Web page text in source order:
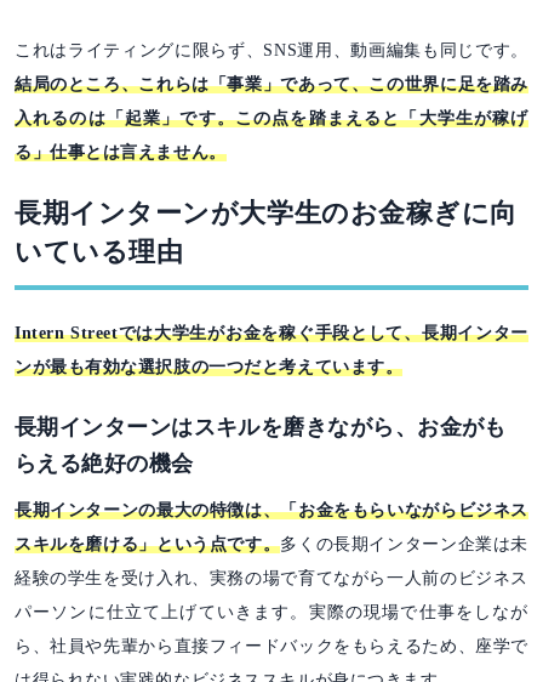
これはライティングに限らず、SNS運用、動画編集も同じです。
結局のところ、これらは「事業」であって、この世界に足を踏み
入れるのは「起業」です。この点を踏まえると「大学生が稼げ
る」仕事とは言えません。
長期インターンが大学生のお金稼ぎに向
いている理由
Intern Streetでは大学生がお金を稼ぐ手段として、長期インター
ンが最も有効な選択肢の一つだと考えています。
長期インターンはスキルを磨きながら、お金がも
らえる絶好の機会
長期インターンの最大の特徴は、「お金をもらいながらビジネス
スキルを磨ける」という点です。多くの長期インターン企業は未
経験の学生を受け入れ、実務の場で育てながら一人前のビジネス
パーソンに仕立て上げていきます。実際の現場で仕事をしなが
ら、社員や先輩から直接フィードバックをもらえるため、座学で